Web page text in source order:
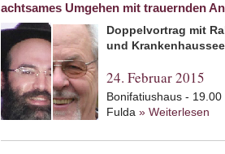
achtsames Umgehen mit trauernden
Doppelvortrag mit
und
24. Februar 2015
Bonifatiushaus - 19.00
Fulda » Weiterlesen